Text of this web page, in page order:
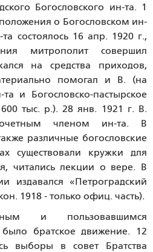
Богословского ин-та. 1
о Богословском ин-
состоялось 16 апр. 1920 г.,
митрополит совершил
на средства приходов,
помогал и В. (на
и Богословско-пастырское
тыс. р.). 28 янв. 1921 г. В.
членом ин-та. В
различные богословские
существовали кружки для
читались лекции о вере. В
издавался «Петроградский
1918 - только офиц. часть).
и пользовавшимся
братское движение. 12
выборы в совет Братства